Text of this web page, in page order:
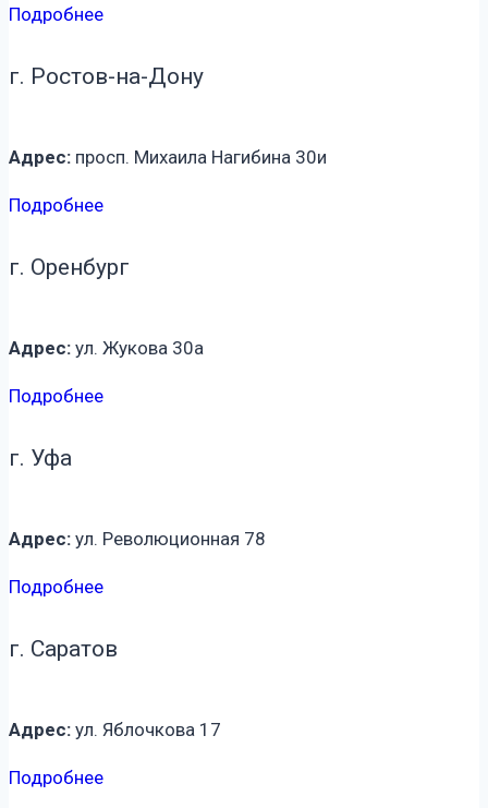
Подробнее
г. Ростов-на-Дону
Адрес: просп. Михаила Нагибина 30и
Подробнее
г. Оренбург
Адрес: ул. Жукова 30а
Подробнее
г. Уфа
Адрес: ул. Революционная 78
Подробнее
г. Саратов
Адрес: ул. Яблочкова 17
Подробнее